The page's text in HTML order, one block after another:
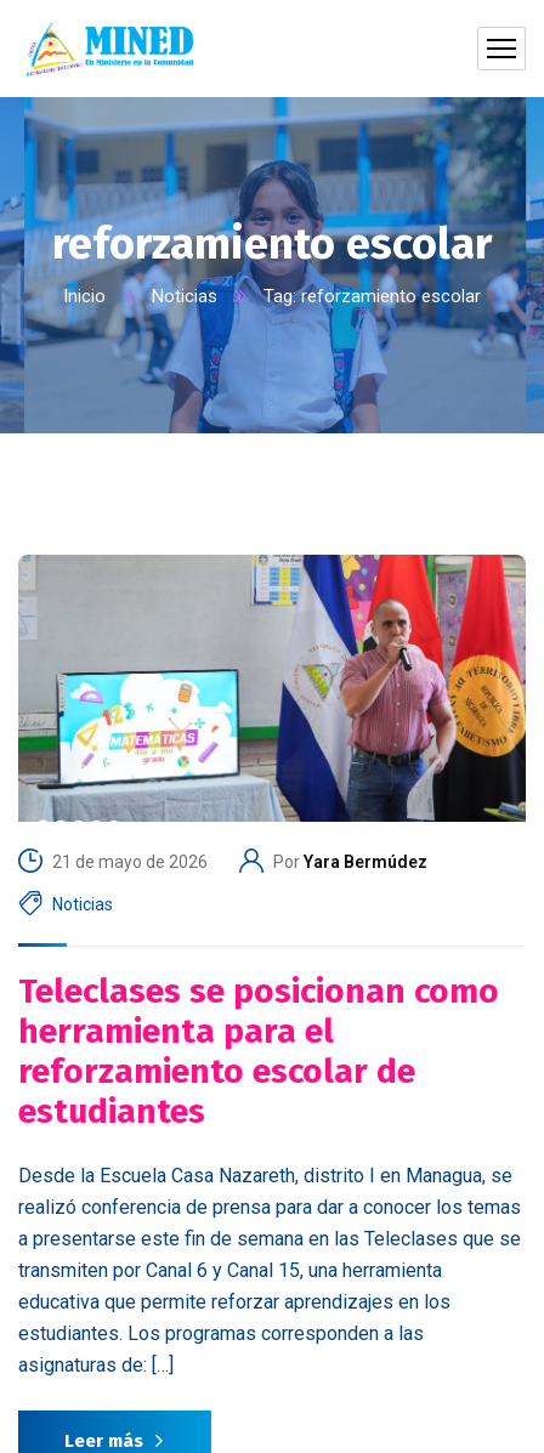
reforzamiento escolar
Inicio Noticias Tag: reforzamiento escolar
21 de mayo de 2026 PorYara Bermúdez
Noticias
Teleclases se posicionan como
herramienta para el
reforzamiento escolar de
estudiantes
Desde la Escuela Casa Nazareth, distrito I en Managua, se
realizó conferencia de prensa para dar a conocer los temas
a presentarse este fin de semana en las Teleclases que se
transmiten por Canal 6 y Canal 15, una herramienta
educativa que permite reforzar aprendizajes en los
estudiantes. Los programas corresponden a las
asignaturas de: […]
Leer más